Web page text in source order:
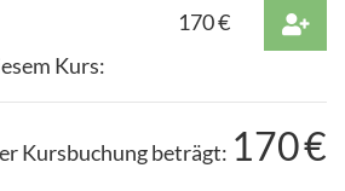
170€
Kurs:
Kursbuchung beträgt: 170€